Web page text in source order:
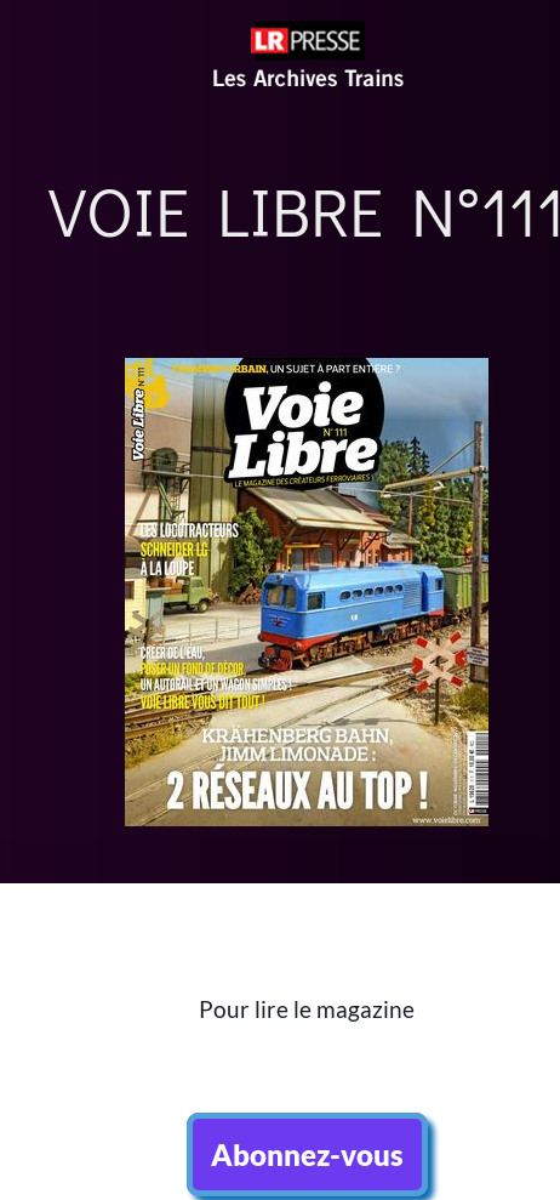
VOIE LIBRE N°111
Pour lire le magazine
Abonnez-vous